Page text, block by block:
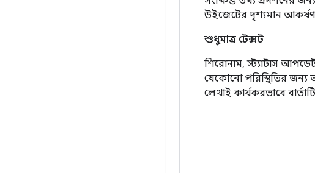
উইজেটের দৃশ্যমান আকর্ষণ
শুধুমাত্র টেক্সট
শিরোনাম, স্ট্যাটাস
যেকোনো পরিস্থিতির জন্য
লেখাই কার্যকরভাবে